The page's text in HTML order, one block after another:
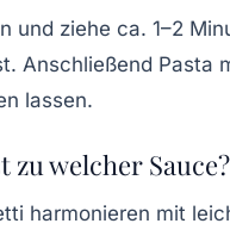
und ziehe ca. 1–2
Anschließend Pasta
lassen.
zu welcher Sauce?
harmonieren mit